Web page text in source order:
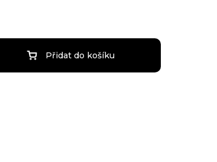
Přidat do košíku